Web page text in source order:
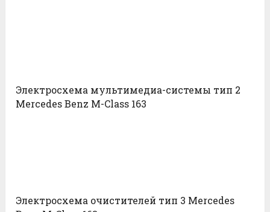
Электросхема мультимедиа-системы тип 2
Mercedes Benz M-Class 163
Электросхема очистителей тип 3 Mercedes